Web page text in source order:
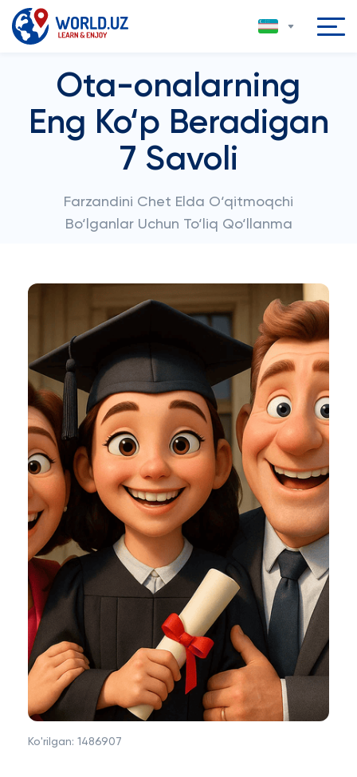
Ota-onalarning
Eng Ko‘p Beradigan
7 Savoli
Farzandini Chet Elda O‘qitmoqchi
Bo‘lganlar Uchun To‘liq Qo‘llanma
Ko'rilgan: 1486907